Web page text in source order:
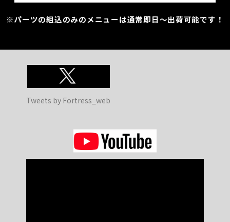
※パーツの組込のみのメニューは通常即日～出荷可能です！
Tweets by Fortress_web